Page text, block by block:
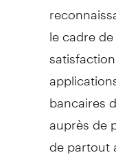
le cadre
bancaires
auprès de
de partout